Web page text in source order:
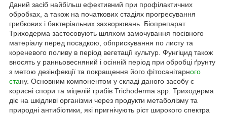
Даний засіб найбільш ефективний при профілактичних
обробках, а також на початкових стадіях прогресування
грибкових і бактеріальних захворювань. Біопрепарат
Триходерма застосовують шляхом замочування посівного
матеріалу перед посадкою, обприскування по листу та
кореневого поливу в період вегетації культур. Фунгіцид також
вносять у ранньовесняний і осінній період при обробці ґрунту
з метою дезінфекції та покращення його фітосанітарного
стану. Основним компонентом у складі даного засобу є
корисні спори та міцелій грибів Trichoderma spp. Триходерма
діє на шкідливі організми через продукти метаболізму та
природні антибіотики, які пригнічують ріст широкого спектра